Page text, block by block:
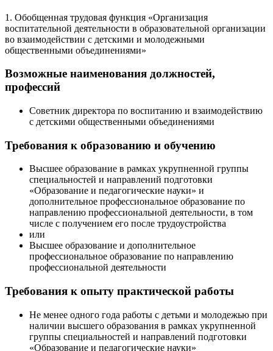
1. Обобщенная трудовая функция «Организация
воспитательной деятельности в образовательной организации
во взаимодействии с детскими и молодежными
общественными объединениями»
Возможные наименования должностей,
профессий
Советник директора по воспитанию и взаимодействию
с детскими общественными объединениями
Требования к образованию и обучению
Высшее образование в рамках укрупненной группы
специальностей и направлений подготовки
«Образование и педагогические науки» и
дополнительное профессиональное образование по
направлению профессиональной деятельности, в том
числе с получением его после трудоустройства
или
Высшее образование и дополнительное
профессиональное образование по направлению
профессиональной деятельности
Требования к опыту практической работы
Не менее одного года работы с детьми и молодежью при
наличии высшего образования в рамках укрупненной
группы специальностей и направлений подготовки
«Образование и педагогические науки»